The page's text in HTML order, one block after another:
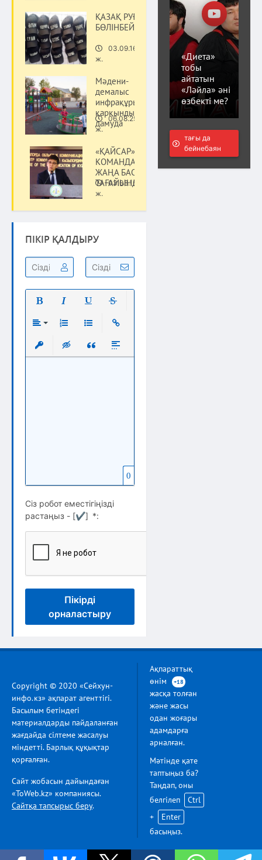
ҚАЗАҚ РУҒА
БӨЛІНБЕЙДІ
03.09.16
ж.
Мәдени-
демалыс
инфрақұрылымы
қарқынды
дамуда
06.08.25
ж.
«ҚАЙСАР»
КОМАНДАСЫНА
ЖАҢА БАСШЫ
ТАҒАЙЫНДАЛДЫ
03.08.16
ж.
ПІКІР ҚАЛДЫРУ
Выравнивание
Нумерованный список
Вставить защищенную ссылку
Вставка скрытого текста
Вставка цитаты
Вставка спойлера
0
Сіз робот еместігіңізді
растаңыз - [✔] *:
Пікірді
орналастыру
«Диета»
тобы
айтатын
«Ләйла» әні
өзбекті ме?
тағы да
бейнебаян
Copyright © 2020 «Сейхун-
инфо.кз» ақпарат агенттігі.
Басылым бетіндегі
материалдарды пайдаланған
жағдайда сілтеме жасалуы
міндетті. Барлық құқықтар
қорғалған.
Сайт жобасын дайындаған
«ToWeb.kz» компаниясы.
Сайтқа тапсырыс беру.
Ақпараттық
өнім
+18
жасқа толған
және жасы
одан жоғары
адамдарға
арналған.
Мәтінде қате
таптыңыз ба?
Таңдап, оны
белгілеп
Ctrl
+
Enter
басыңыз.